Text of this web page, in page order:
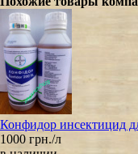
Конфидор инсектицид
1000 грн./л